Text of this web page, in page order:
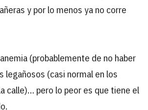
y por lo menos ya no corre
(probablemente de no haber
legañosos (casi normal en los
calle)… pero lo peor es que tiene el